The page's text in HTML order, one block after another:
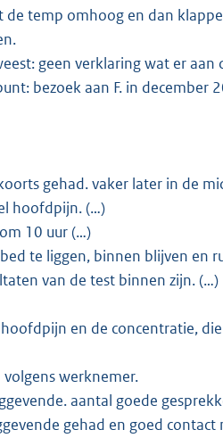
de temp omhoog en dan
geen verklaring wat er
bezoek aan F. in december
gehad. vaker later in de
hoofdpijn. (…)
10 uur (…)
te liggen, binnen blijven en
van de test binnen zijn. (…)
en de concentratie,
werknemer.
aantal goede
gehad en goed